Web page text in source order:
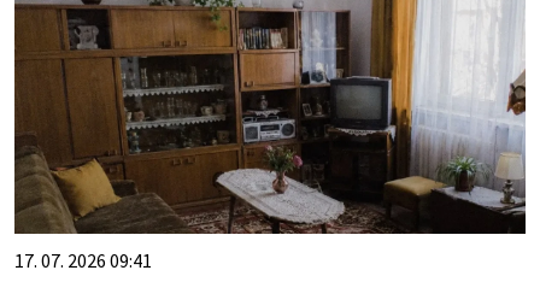
17. 07. 2026 09:41